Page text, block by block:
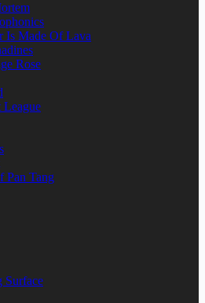
Is Made Of Lava
Rose
League
Pan Tang
Surface